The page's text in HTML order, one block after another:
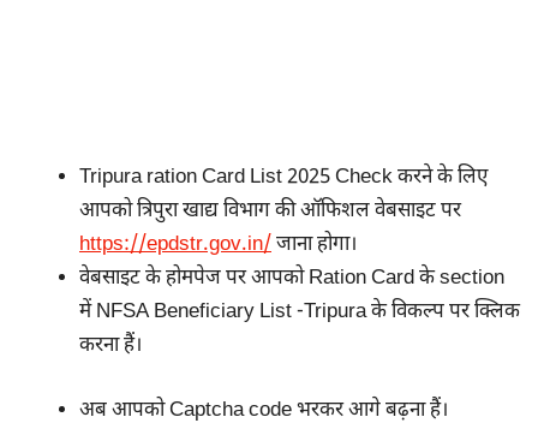
Tripura ration Card List 2025 Check करने के लिए
आपको त्रिपुरा खाद्य विभाग की ऑफिशल वेबसाइट पर
https://epdstr.gov.in/जाना होगा।
वेबसाइट के होमपेज पर आपको Ration Card के section
में NFSA Beneficiary List -Tripura के विकल्प पर क्लिक
करना हैं।
अब आपको Captcha code भरकर आगे बढ़ना हैं।